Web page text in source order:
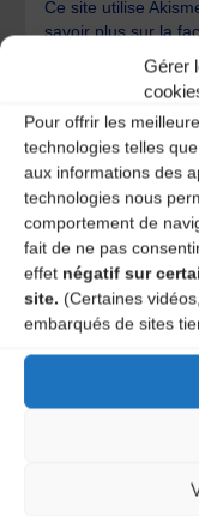
Gérer
Pour offrir les
technologies telles
aux informations des
technologies nous
comportement de
fait de ne pas
effet négatif sur
site. (Certaines
embarqués de sites
Ce site utilise
savoir plus sur la
commentaires sont